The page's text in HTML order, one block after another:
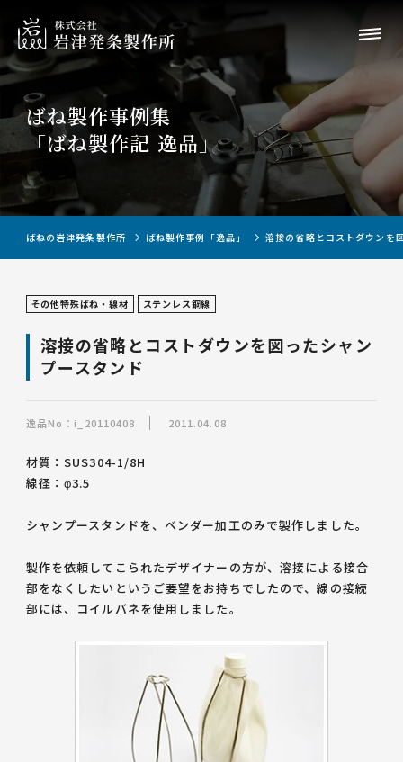
ばね製作事例集
「ばね製作記 逸品」
ばねの岩津発条製作所 ばね製作事例「逸品」 溶接の省略とコストダウンを
その他特殊ばね・線材 ステンレス鋼線
溶接の省略とコストダウンを図ったシャン
プースタンド
逸品No：i_20110408 2011.04.08
材質：SUS304-1/8H
線径：φ3.5
シャンプースタンドを、ベンダー加工のみで製作しました。
製作を依頼してこられたデザイナーの方が、溶接による接合
部をなくしたいというご要望をお持ちでしたので、線の接続
部には、コイルバネを使用しました。